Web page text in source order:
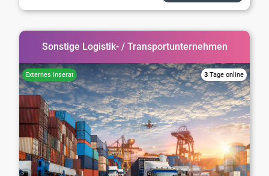
Sonstige Logistik- / Transportunternehmen
3 Tage online